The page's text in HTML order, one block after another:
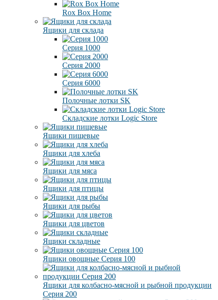
Rox Box Home
Ящики для склада
Серия 1000
Серия 2000
Серия 6000
Полочные лотки SK
Складские лотки Logic Store
Ящики пищевые
Ящики для хлеба
Ящики для мяса
Ящики для птицы
Ящики для рыбы
Ящики для цветов
Ящики складные
Ящики овощные Серия 100
Ящики для колбасно-мясной и рыбной продукции
Серия 200